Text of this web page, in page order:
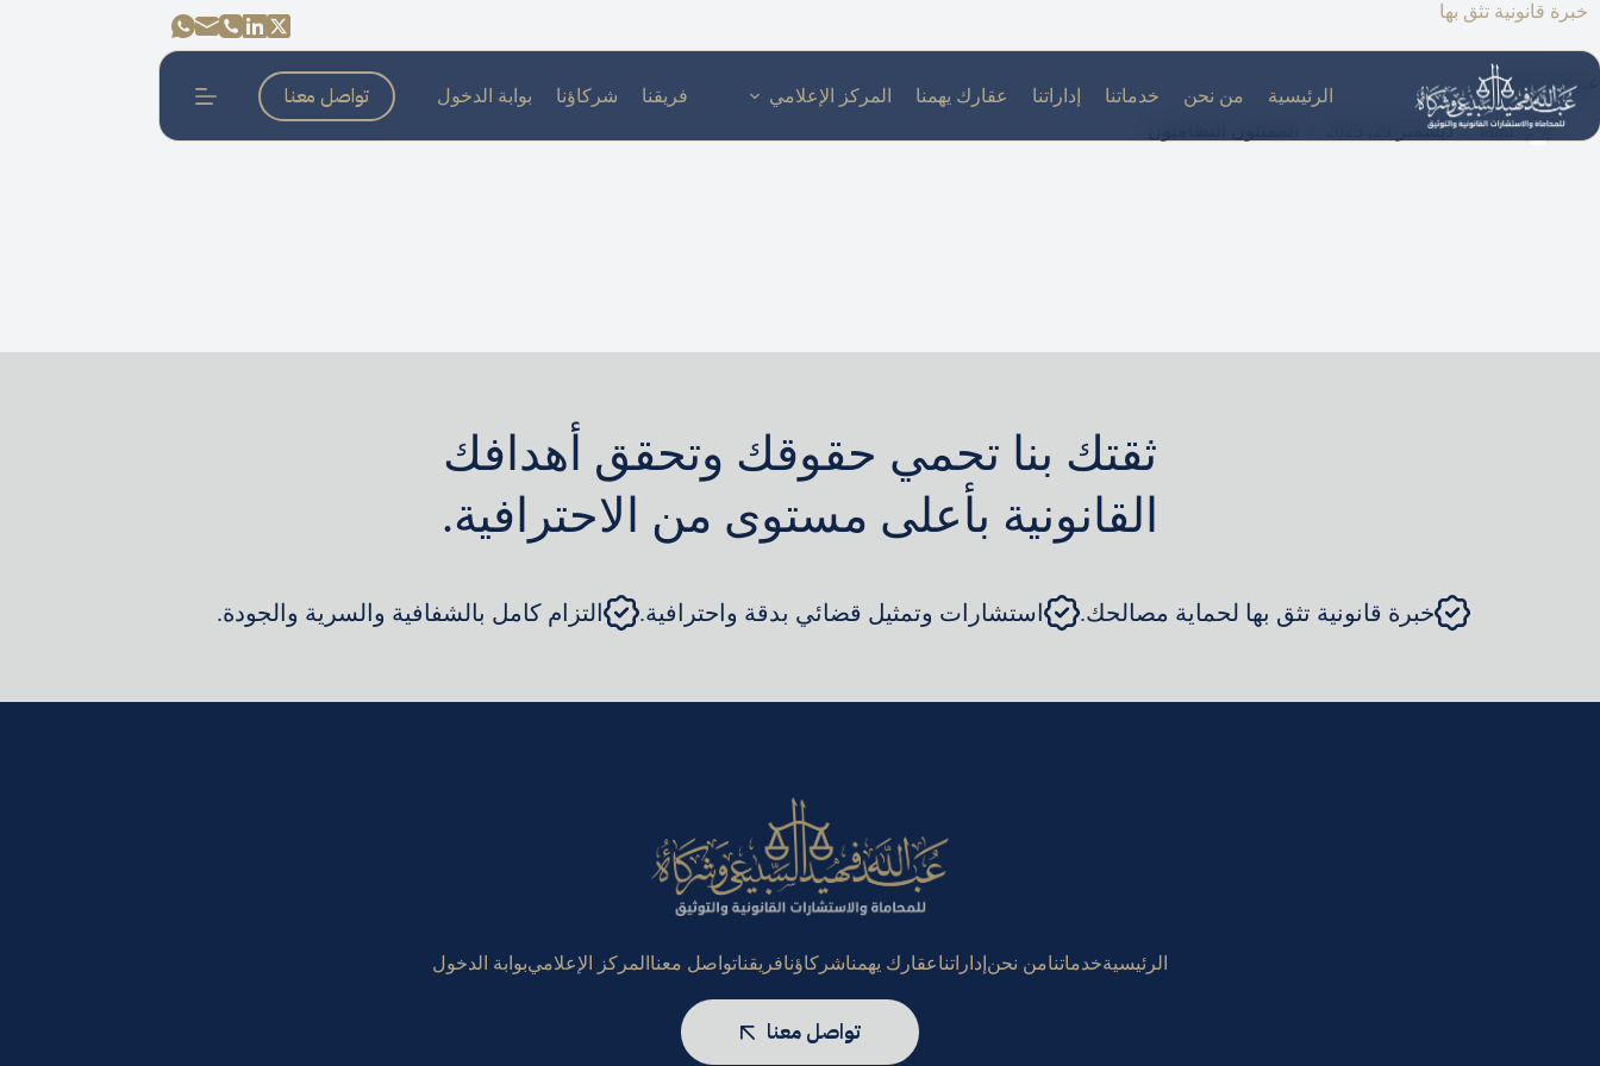
التجاوز
المحتوى
خبرة قانونية تثق بها
الرئيسية من نحن خدماتنا إداراتنا عقارك يهمنا المركز الإعلامي فريقنا شركاؤنا بوابة الدخول تواصل معنا عبدالاله العتيبي
rami ديسمبر 29, 2025
ثقتك بنا تحمي حقوقك وتحقق أهدافك
القانونية بأعلى مستوى من الاحترافية.
خبرة قانونية تثق بها لحماية مصالحك. استشارات وتمثيل قضائي بدقة واحترافية. التزام كامل بالشفافية والسرية والجودة.
الرئيسيةخدماتنامن نحنإداراتناعقارك يهمناشركاؤنافريقناتواصل معناالمركز الإعلاميبوابة الدخول
تواصل معنا